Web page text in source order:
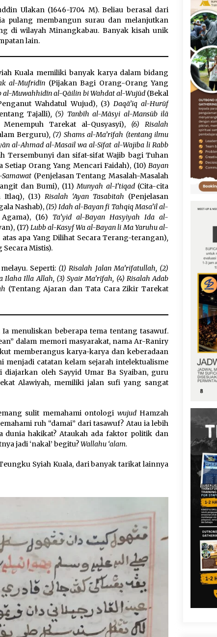
Ulakan (1646-1704 M). Beliau berasal dari
pulang membangun surau dan melanjutkan
di wilayah Minangkabau. Banyak kisah unik
lain.
Kuala memiliki banyak karya dalam bidang
al-Mufridīn (Pijakan Bagi Orang-Orang Yang
Muwahhidīn al-Qāilin bi Wahdat al-Wujūd (Bekal
Wahdatul Wujud), (3) Daqā’iq al-Hurūf
Tajalli), (5) Tanbīh al-Māsyi al-Mansūb ilā
Tarekat al-Qusyasyi), (6) Risalah
Berguru), (7) Shams al-Ma’rifah (tentang ilmu
al-Ahmad al-Masail wa al-Sifat al-Wajiba li Rabb
Tersembunyi dan sifat-sifat Wajib bagi Tuhan
Setiap Orang Yang Mencari Faidah), (10) Bayan
(Penjelasan Tentang Masalah-Masalah
dan Bumi), (11) Munyah al-I’tiqad(Cita-cita
Itlaq), (13) Risalah ‘Ayan Tasabitah (Penjelasan
Nashab), (15) Idah al-Bayan fi Tahqiq Masa’il al-
(16) Ta’yid al-Bayan Hasyiyah Ida al-
(17) Lubb al-Kasyf Wa al-Bayan li Ma Yaruhu al-
apa Yang Dilihat Secara Terang-terangan),
Secara Mistis).
Seperti:(1) Risalah Jalan Ma’rifatullah, (2)
Ilaha Illa Allah, (3) Syair Ma’rifah, (4) Risalah Adab
(Tentang Ajaran dan Tata Cara Zikir Tarekat
menuliskan beberapa tema tentang tasawuf.
dalam memori masyarakat, nama Ar-Raniry
memberangus karya-karya dan keberadaan
catatan kelam sejarah intelektualisme
oleh Sayyid Umar Ba Syaiban, guru
Alawiyah, memiliki jalan sufi yang sangat
sulit memahami ontologi wujudHamzah
ruh “damai” dari tasawuf? Atau ia lebih
dunia hakikat? Ataukah ada faktor politik dan
jadi ‘nakal’ begitu?Wallahu ‘alam.
Syiah Kuala, dari banyak tarikat lainnya